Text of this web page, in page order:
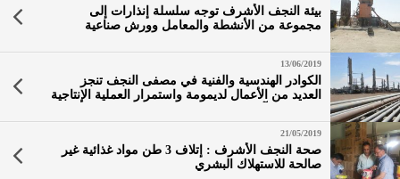
بيئة النجف الأشرف توجه سلسلة إنذارات إلى
مجموعة من الأنشطة والمعامل وورش صناعية
13/06/2019
الكوادر الهندسية والفنية في مصفى النجف تنجز
العديد من الأعمال لديمومة واستمرار العملية الإنتاجية
21/05/2019
صحة النجف الأشرف : إتلاف 3 طن مواد غذائية غير
صالحة للاستهلاك البشري